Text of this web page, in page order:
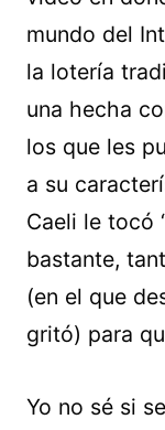
mundo del
la lotería
una hecha
los que les
a su
Caeli le tocó
bastante,
(en el que
gritó) para
Yo no sé si